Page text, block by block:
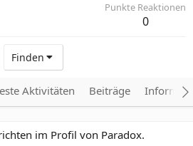
Punkte Reaktionen
0
Finden
Aktivitäten Beiträge
im Profil von Paradox.